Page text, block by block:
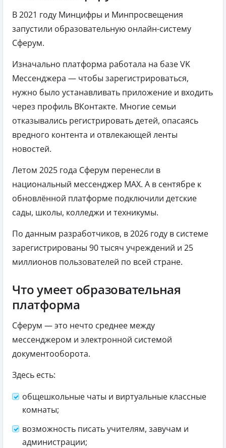
В 2021 году Минцифры и Минпросвещения
запустили образовательную онлайн-систему
Сферум.
Изначально платформа работала на базе VK
Мессенджера — чтобы зарегистрироваться,
нужно было устанавливать приложение и входить
через профиль ВКонтакте. Многие семьи
отказывались регистрировать детей, опасаясь
вредного контента и отвлекающей ленты
новостей.
Летом 2025 года Сферум перенесли в
национальный мессенджер MAX. А в сентябре к
обновлённой платформе подключили детские
сады, школы, колледжи и техникумы.
По данным разработчиков, в 2026 году в системе
зарегистрированы 90 тысяч учреждений и 25
миллионов пользователей по всей стране.
Что умеет образовательная
платформа
Сферум — это нечто среднее между
мессенджером и электронной системой
документооборота.
Здесь есть:
общешкольные чаты и виртуальные классные
комнаты;
возможность писать учителям, завучам и
администрации;